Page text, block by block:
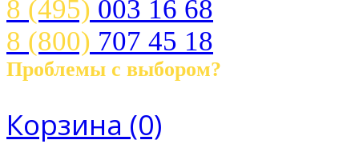
8 (495) 003 16 68
8 (800) 707 45 18
Проблемы с выбором?
Корзина (0)